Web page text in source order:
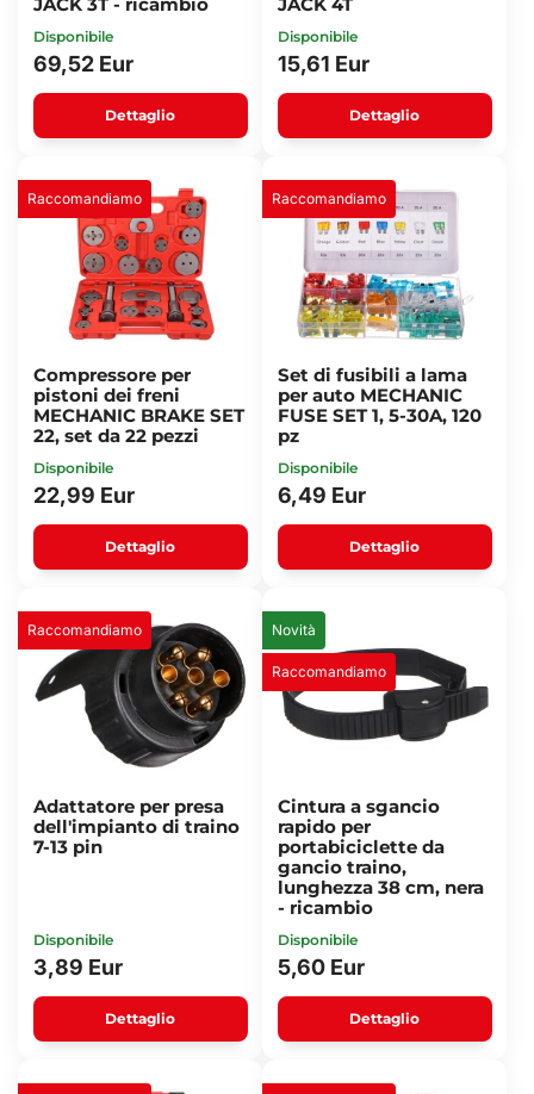
Disponibile
69,52 Eur
Dettaglio
Disponibile
15,61 Eur
Dettaglio
Raccomandiamo
Compressore per
pistoni dei freni
MECHANIC BRAKE SET
22, set da 22 pezzi
Disponibile
22,99 Eur
Dettaglio
Raccomandiamo
Set di fusibili a lama
per auto MECHANIC
FUSE SET 1, 5-30A, 120
pz
Disponibile
6,49 Eur
Dettaglio
Raccomandiamo
Adattatore per presa
dell'impianto di traino
7-13 pin
Disponibile
3,89 Eur
Dettaglio
Novità
Raccomandiamo
Cintura a sgancio
rapido per
portabiciclette da
gancio traino,
lunghezza 38 cm, nera
- ricambio
Disponibile
5,60 Eur
Dettaglio